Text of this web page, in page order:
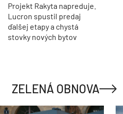
Projekt Rakyta napreduje.
Lucron spustil predaj
ďalšej etapy a chystá
stovky nových bytov
ZELENÁ OBNOVA